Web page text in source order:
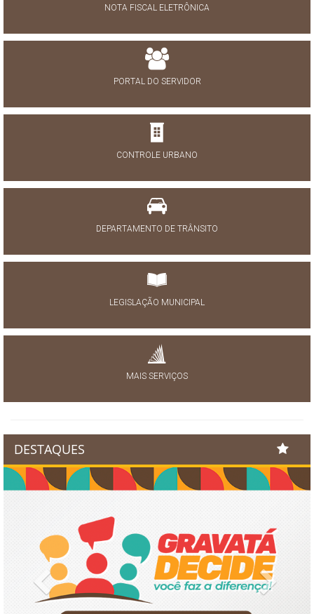
NOTA FISCAL ELETRÔNICA
PORTAL DO SERVIDOR
CONTROLE URBANO
DEPARTAMENTO DE TRÂNSITO
LEGISLAÇÃO MUNICIPAL
MAIS SERVIÇOS
DESTAQUES
Previous